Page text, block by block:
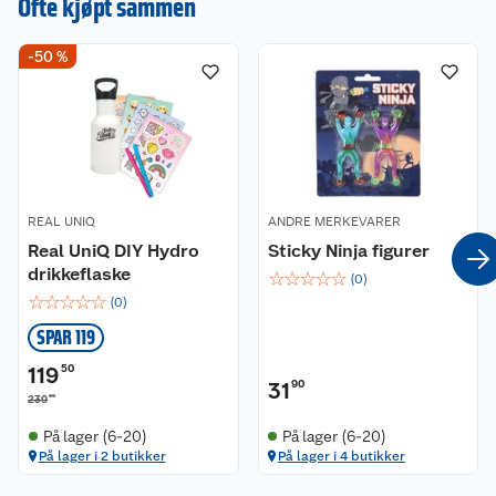
Passer til barn fra 3 år.
Ofte kjøpt sammen
-50 %
REAL UNIQ
Real UniQ DIY Hydro
drikkeflaske
☆☆☆☆☆ (0)
SPAR 119
11950
23900
På lager (6-20)
På lager i 2 butikker
ANDRE MERKEVARER
Sticky Ninja figurer
☆☆☆☆☆ (0)
31 90
På lager (6-20)
På lager i 4 butikker